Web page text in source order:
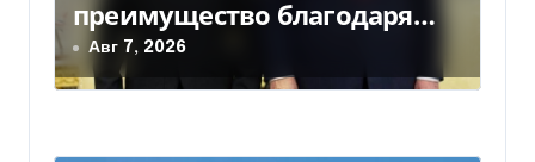
з
а
преимущество благодаря
действиям США
Авг 7, 2026